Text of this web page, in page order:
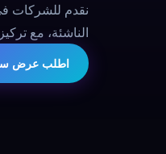
نقدم للشركات
الناشئة، مع
اطلب عرض